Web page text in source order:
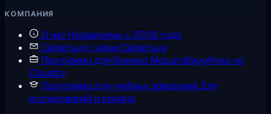
КОМПАНИЯ
О насНезависимы с 2008 года
Связаться с нами Связаться
Программа для бизнесаМасштабируйтесь на
Cloudzy
Программа для учебных заведений Для
исследований и команд